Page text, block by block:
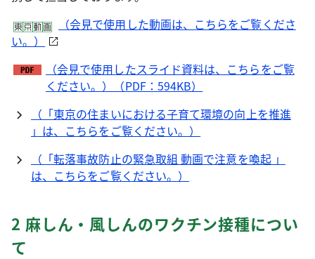
（会見で使用した動画は、こちらをご覧くださ
い。）
（会見で使用したスライド資料は、こちらをご覧
ください。）（PDF：594KB）
（「東京の住まいにおける子育て環境の向上を推進
」は、こちらをご覧ください。）
（「転落事故防止の緊急取組 動画で注意を喚起 」
は、こちらをご覧ください。）
2 麻しん・風しんのワクチン接種につい
て